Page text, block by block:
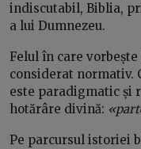
indiscutabil, Biblia,
a lui Dumnezeu.
Felul în care
considerat normativ.
este paradigmatic și
hotărâre divină:
Pe parcursul istoriei